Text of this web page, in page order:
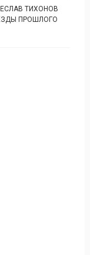
ТИХОНОВ
ПРОШЛОГО